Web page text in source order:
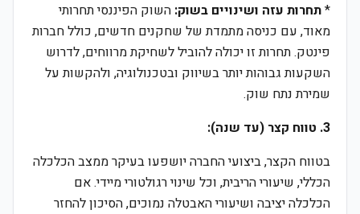
*תחרות עזה ושינויים בשוק: השוק הפיננסי תחרותי
מאוד, עם כניסה מתמדת של שחקנים חדשים, כולל חברות
פינטק. תחרות זו יכולה להוביל לשחיקת מרווחים, לדרוש
השקעות גבוהות יותר בשיווק ובטכנולוגיה, ולהקשות על
שמירת נתח שוק.
3. טווח קצר (עד שנה):
בטווח הקצר, ביצועי החברה יושפעו בעיקר ממצב הכלכלה
הכללי, שיעורי הריבית, וכל שינוי רגולטורי מיידי. אם
הכלכלה יציבה ושיעורי האבטלה נמוכים, הסיכון להחזר